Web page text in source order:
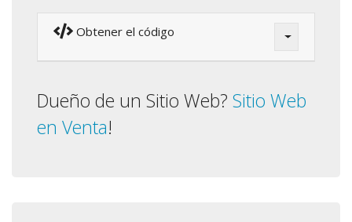
Obtener el código
Dueño de un Sitio Web? Sitio Web
en Venta!